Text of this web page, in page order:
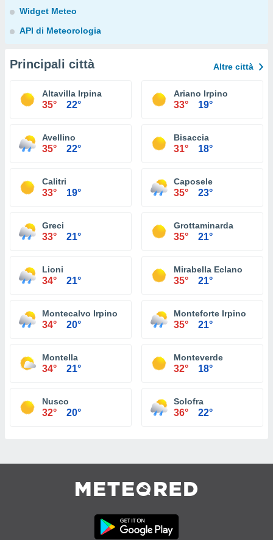
Widget Meteo
API di Meteorologia
Principali città Altre città
Altavilla Irpina
35° 22°
Ariano Irpino
33° 19°
Avellino
35° 22°
Bisaccia
31° 18°
Calitri
33° 19°
Caposele
35° 23°
Greci
33° 21°
Grottaminarda
35° 21°
Lioni
34° 21°
Mirabella Eclano
35° 21°
Montecalvo Irpino
34° 20°
Monteforte Irpino
35° 21°
Montella
34° 21°
Monteverde
32° 18°
Nusco
32° 20°
Solofra
36° 22°